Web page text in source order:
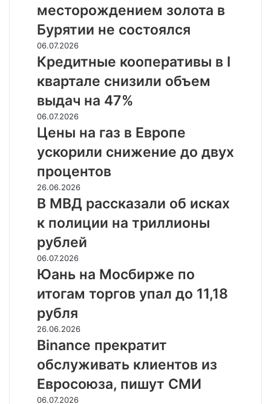
месторождением
золота
в
Бурятии
не
состоялся
месторождением золота в
Бурятии не состоялся
Кредитные
кооперативы
квартале
снизили
объем
выдач
47%
06.07.2026
Кредитные кооперативы в I
квартале снизили объем
выдач на 47%
Цены
на
газ
в
Европе
ускорили
снижение
до
процентов
06.07.2026
Цены на газ в Европе
ускорили снижение до двух
процентов
В
МВД
рассказали
об
исках
к
полиции
на
рублей
26.06.2026
В МВД рассказали об исках
к полиции на триллионы
рублей
Юань
на
Мосбирже
по
итогам
торгов
упал
до
11,18
рубля
06.07.2026
Юань на Мосбирже по
итогам торгов упал до 11,18
рубля
Binance
прекратит
обслуживать
клиентов
из
Евросоюза,
26.06.2026
Binance прекратит
обслуживать клиентов из
Евросоюза, пишут СМИ
Выдача
06.07.2026